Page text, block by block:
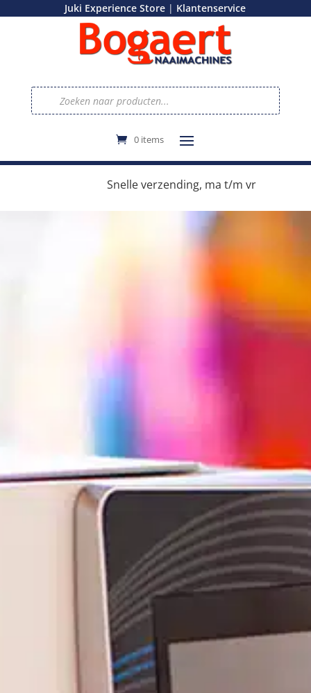
Juki Experience Store | Klantenservice
Producten
zoeken
0 items
Snelle verzending, ma t/m vr